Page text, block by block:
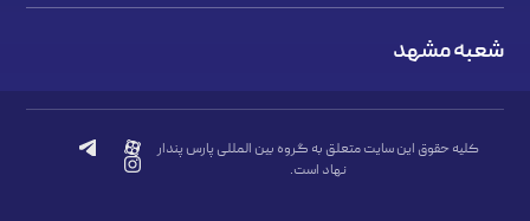
شعبه مشهد
کلیه حقوق این سایت متعلق به گروه بین المللی پارس پندار
نهاد است.